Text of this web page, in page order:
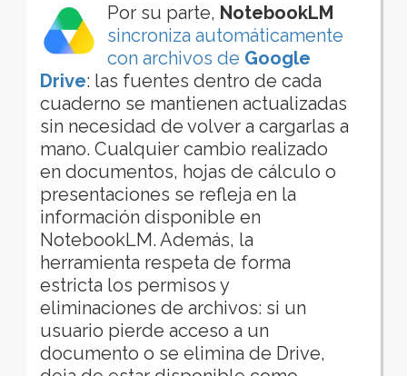
Por su parte, NotebookLM
sincroniza automáticamente
con archivos de Google
Drive: las fuentes dentro de cada
cuaderno se mantienen actualizadas
sin necesidad de volver a cargarlas a
mano. Cualquier cambio realizado
en documentos, hojas de cálculo o
presentaciones se refleja en la
información disponible en
NotebookLM. Además, la
herramienta respeta de forma
estricta los permisos y
eliminaciones de archivos: si un
usuario pierde acceso a un
documento o se elimina de Drive,